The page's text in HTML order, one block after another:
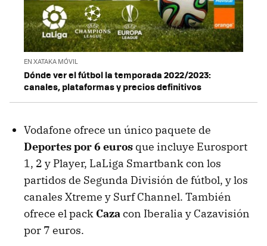
EN XATAKA MÓVIL
Dónde ver el fútbol la temporada 2022/2023:
canales, plataformas y precios definitivos
Vodafone ofrece un único paquete de
Deportes por 6 euros que incluye Eurosport
1, 2 y Player, LaLiga Smartbank con los
partidos de Segunda División de fútbol, y los
canales Xtreme y Surf Channel. También
ofrece el pack Cazacon Iberalia y Cazavisión
por 7 euros.